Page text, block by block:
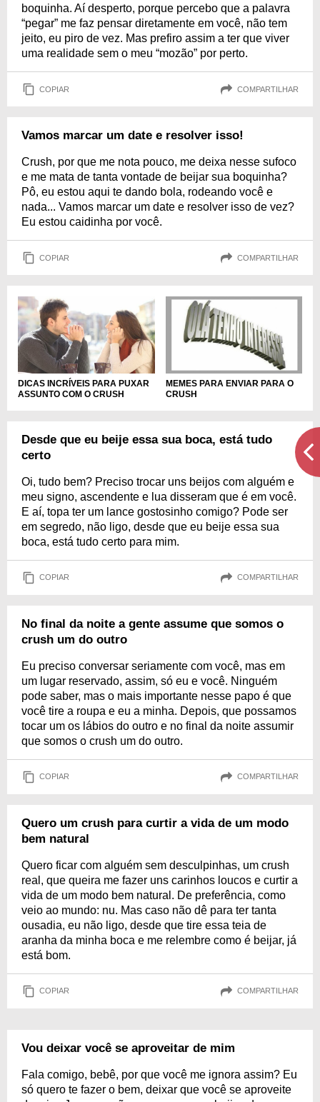
boquinha. Aí desperto, porque percebo que a palavra
“pegar” me faz pensar diretamente em você, não tem
jeito, eu piro de vez. Mas prefiro assim a ter que viver
uma realidade sem o meu “mozão” por perto.
COPIAR COMPARTILHAR
Vamos marcar um date e resolver isso!
Crush, por que me nota pouco, me deixa nesse sufoco
e me mata de tanta vontade de beijar sua boquinha?
Pô, eu estou aqui te dando bola, rodeando você e
nada... Vamos marcar um date e resolver isso de vez?
Eu estou caidinha por você.
COPIAR COMPARTILHAR
DICAS INCRÍVEIS PARA PUXAR
ASSUNTO COM O CRUSH
MEMES PARA ENVIAR PARA O
CRUSH
Desde que eu beije essa sua boca, está tudo
certo
Oi, tudo bem? Preciso trocar uns beijos com alguém e
meu signo, ascendente e lua disseram que é em você.
E aí, topa ter um lance gostosinho comigo? Pode ser
em segredo, não ligo, desde que eu beije essa sua
boca, está tudo certo para mim.
COPIAR COMPARTILHAR
No final da noite a gente assume que somos o
crush um do outro
Eu preciso conversar seriamente com você, mas em
um lugar reservado, assim, só eu e você. Ninguém
pode saber, mas o mais importante nesse papo é que
você tire a roupa e eu a minha. Depois, que possamos
tocar um os lábios do outro e no final da noite assumir
que somos o crush um do outro.
COPIAR COMPARTILHAR
Quero um crush para curtir a vida de um modo
bem natural
Quero ficar com alguém sem desculpinhas, um crush
real, que queira me fazer uns carinhos loucos e curtir a
vida de um modo bem natural. De preferência, como
veio ao mundo: nu. Mas caso não dê para ter tanta
ousadia, eu não ligo, desde que tire essa teia de
aranha da minha boca e me relembre como é beijar, já
está bom.
COPIAR COMPARTILHAR
Vou deixar você se aproveitar de mim
Fala comigo, bebê, por que você me ignora assim? Eu
só quero te fazer o bem, deixar que você se aproveite